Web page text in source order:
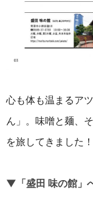
心も体も温まるア
ん」。味噌と麺、
を旅してきました！
▼「盛田 味の館」